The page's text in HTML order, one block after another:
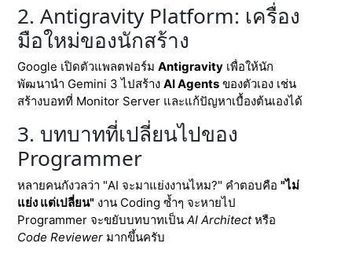
2. Antigravity Platform: เครื่อง
มือใหม่ของนักสร้าง
Google เปิดตัวแพลตฟอร์มAntigravity เพื่อให้นัก
พัฒนานำ Gemini 3 ไปสร้างAI Agents ของตัวเอง เช่น
สร้างบอทที่ Monitor Server และแก้ปัญหาเบื้องต้นเองได้
3. บทบาทที่เปลี่ยนไปของ
Programmer
หลายคนกังวลว่า "AI จะมาแย่งงานไหม?" คำตอบคือ"ไม่
แย่ง แต่เปลี่ยน" งาน Coding ซ้ำๆ จะหายไป
Programmer จะขยับบทบาทเป็นAI Architectหรือ
Code Reviewer มากขึ้นครับ